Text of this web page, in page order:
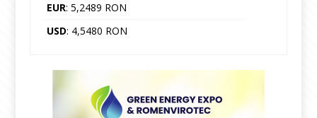
EUR: 5,2489 RON
USD: 4,5480 RON